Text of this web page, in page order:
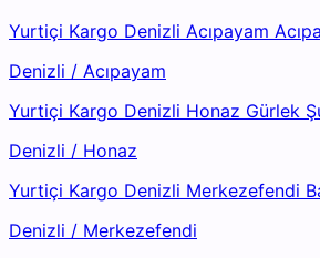
Yurtiçi Kargo Denizli Acıpayam
Denizli / Acıpayam
Yurtiçi Kargo Denizli Honaz Gürlek
Denizli / Honaz
Yurtiçi Kargo Denizli Merkezefendi
Denizli / Merkezefendi